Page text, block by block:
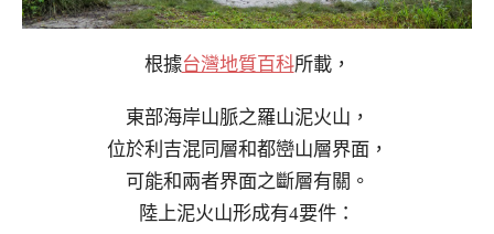
根據台灣地質百科所載，
東部海岸山脈之羅山泥火山，
位於利吉混同層和都巒山層界面，
可能和兩者界面之斷層有關。
陸上泥火山形成有4要件：